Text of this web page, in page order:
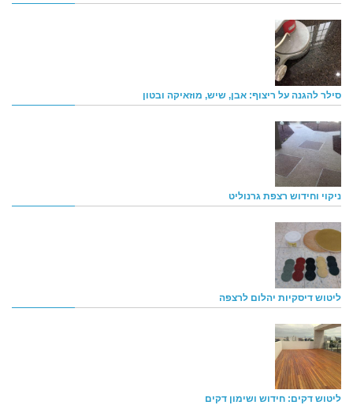
סילר להגנה על ריצוף: אבן, שיש, מוזאיקה ובטון
ניקוי וחידוש רצפת גרנוליט
ליטוש דיסקיות יהלום לרצפה
ליטוש דקים: חידוש ושימון דקים